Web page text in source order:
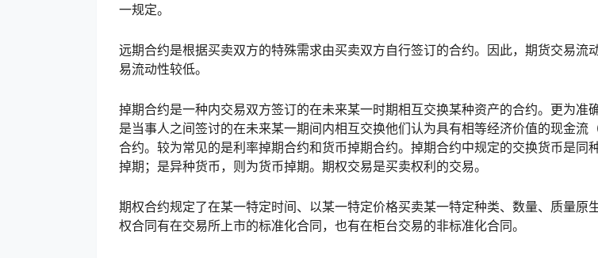
一规定。
远期合约是根据买卖双方的特殊需求由买卖双方自行签订的合约。因此，期货交易流
易流动性较低。
掉期合约是一种内交易双方签订的在未来某一时期相互交换某种资产的合约。更为准
是当事人之间签讨的在未来某一期间内相互交换他们认为具有相等经济价值的现金流
合约。较为常见的是利率掉期合约和货币掉期合约。掉期合约中规定的交换货币是同
掉期；是异种货币，则为货币掉期。期权交易是买卖权利的交易。
期权合约规定了在某一特定时间、以某一特定价格买卖某一特定种类、数量、质量原
权合同有在交易所上市的标准化合同，也有在柜台交易的非标准化合同。